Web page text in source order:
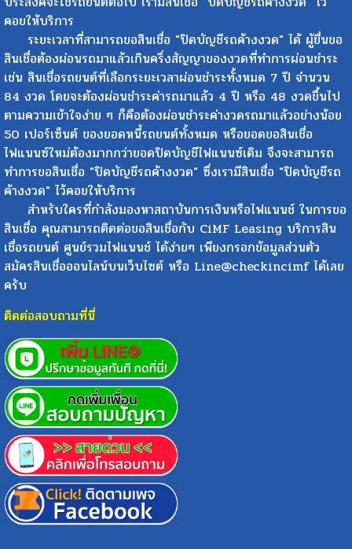
รถยังไม่ถูกสถาบันการเงินหรือไฟแนนซ์ยึดไปเก็บไว้โกดังถ้าลูกค้า
ประสงค์จะใช้รถยนต์ต่อไป เรามีสินเชื่อ "ปิดบัญชีรถค้างงวด" ไว้
คอยให้บริการ
ระยะเวลาที่สามารถขอสินเชื่อ "ปิดบัญชีรถค้างงวด" ได้ ผู้ยื่นขอ
สินเชื่อต้องผ่อนรถมาแล้วเกินครึ่งสัญญาของงวดที่ทำการผ่อนชำระ
เช่น สินเชื่อรถยนต์ที่เลือกระยะเวลาผ่อนชำระทั้งหมด 7 ปี จำนวน
84 งวด โดยจะต้องผ่อนชำระค่ารถมาแล้ว 4 ปี หรือ 48 งวดขึ้นไป
ตามความเข้าใจง่าย ๆ ก็คือต้องผ่อนชำระค่างวดรถมาแล้วอย่างน้อย
50 เปอร์เซ็นต์ ของยอดหนี้รถยนต์ทั้งหมด หรือยอดขอสินเชื่อ
ไฟแนนซ์ใหม่ต้องมากกว่ายอดปิดบัญชีไฟแนนซ์เดิม จึงจะสามารถ
ทำการขอสินเชื่อ "ปิดบัญชีรถค้างงวด" ซึ่งเรามีสินเชื่อ "ปิดบัญชีรถ
ค้างงวด" ไว้คอยให้บริการ
สำหรับใครที่กำลังมองหาสถาบันการเงินหรือไฟแนนช์ ในการขอ
สินเชื่อ คุณสามารถติดต่อขอสินเชื่อกับ CiMF Leasing บริการสิน
เชื่อรถยนต์ ศูนย์รวมไฟแนนช์ ได้ง่ายๆ เพียงกรอกข้อมูลส่วนตัว
สมัครสินเชื่อออนไลน์บนเว็บไซต์ หรือ Line@checkincimf ได้เลย
ครับ
ติดต่อสอบถามที่นี่